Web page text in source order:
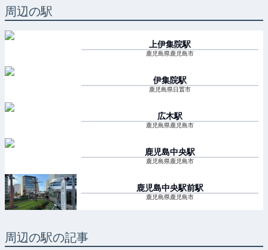
周辺の駅
上伊集院駅
鹿児島県鹿児島市
伊集院駅
鹿児島県日置市
広木駅
鹿児島県鹿児島市
鹿児島中央駅
鹿児島県鹿児島市
鹿児島中央駅前駅
鹿児島県鹿児島市
周辺の駅の記事